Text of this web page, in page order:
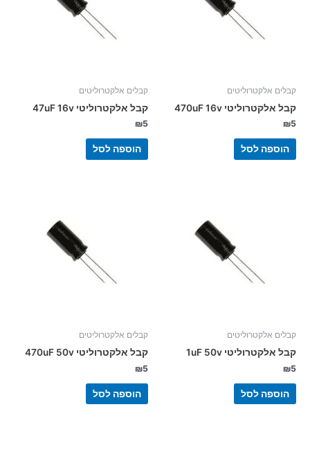
קבלים אלקטרוליטים
קבל אלקטרוליטי 470uF 16v
₪5
הוספה לסל
קבלים אלקטרוליטים
קבל אלקטרוליטי 47uF 16v
₪5
הוספה לסל
קבלים אלקטרוליטים
קבל אלקטרוליטי 1uF 50v
₪5
הוספה לסל
קבלים אלקטרוליטים
קבל אלקטרוליטי 470uF 50v
₪5
הוספה לסל